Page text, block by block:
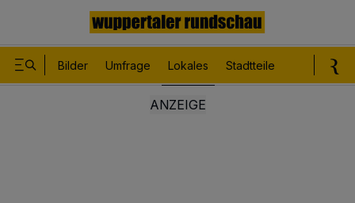
Bilder Umfrage Lokales Stadtteile